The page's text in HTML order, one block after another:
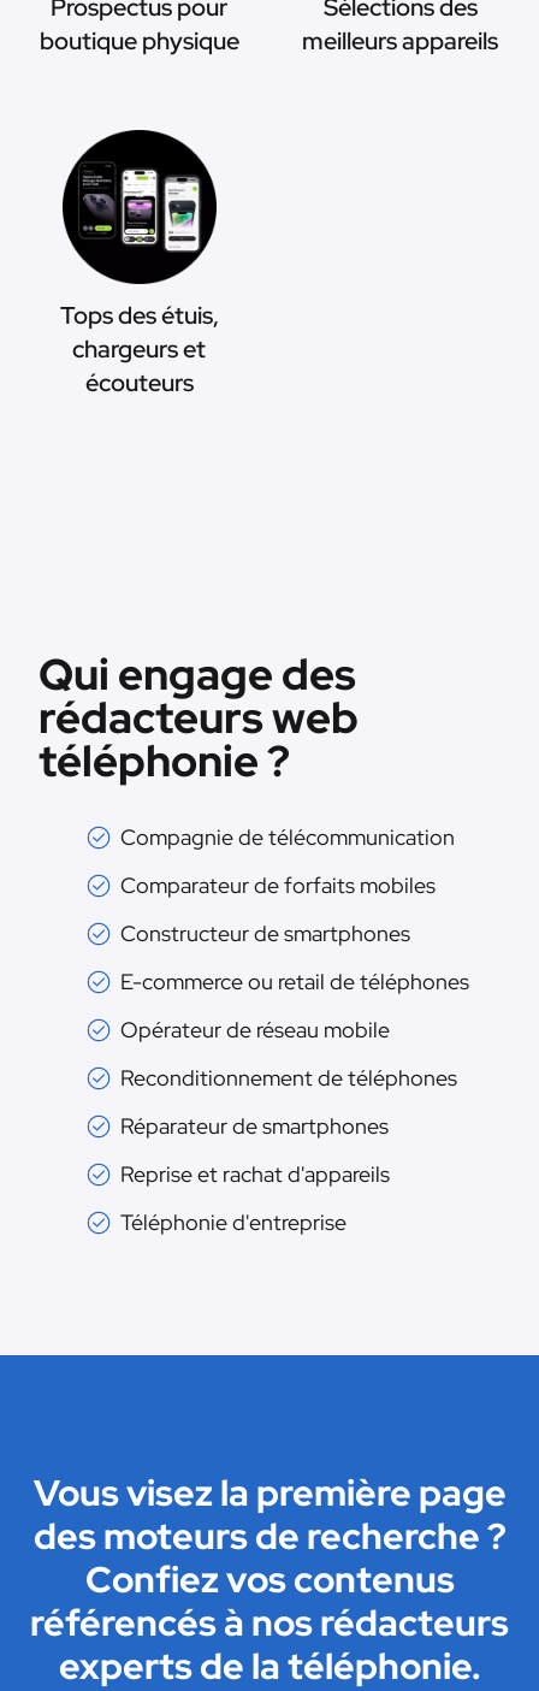
Prospectus pour
boutique physique
Sélections des
meilleurs appareils
Tops des étuis,
chargeurs et
écouteurs
Qui engage des
rédacteurs web
téléphonie ?
Compagnie de télécommunication
Comparateur de forfaits mobiles
Constructeur de smartphones
E-commerce ou retail de téléphones
Opérateur de réseau mobile
Reconditionnement de téléphones
Réparateur de smartphones
Reprise et rachat d'appareils
Téléphonie d'entreprise
Vous visez la première page
des moteurs de recherche ?
Confiez vos contenus
référencés à nos rédacteurs
experts de la téléphonie.